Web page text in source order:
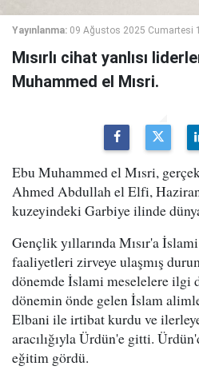
Yayınlanma: 09 Ağustos 2025 Cumartesi
Mısırlı cihat yanlısı
Muhammed el Mısri.
Ebu Muhammed el Mısri,
Ahmed Abdullah el Elfi,
kuzeyindeki Garbiye ilinde
Gençlik yıllarında Mısır'a
faaliyetleri zirveye ulaşmış
dönemde İslami meselelere ilgi
dönemin önde gelen İslam
Elbani ile irtibat kurdu ve
aracılığıyla Ürdün'e gitti.
eğitim gördü.